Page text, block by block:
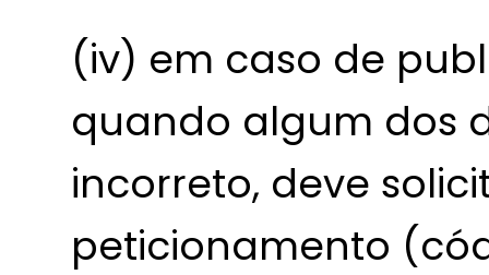
(iv) em caso de
quando algum dos
incorreto, deve
peticionamento